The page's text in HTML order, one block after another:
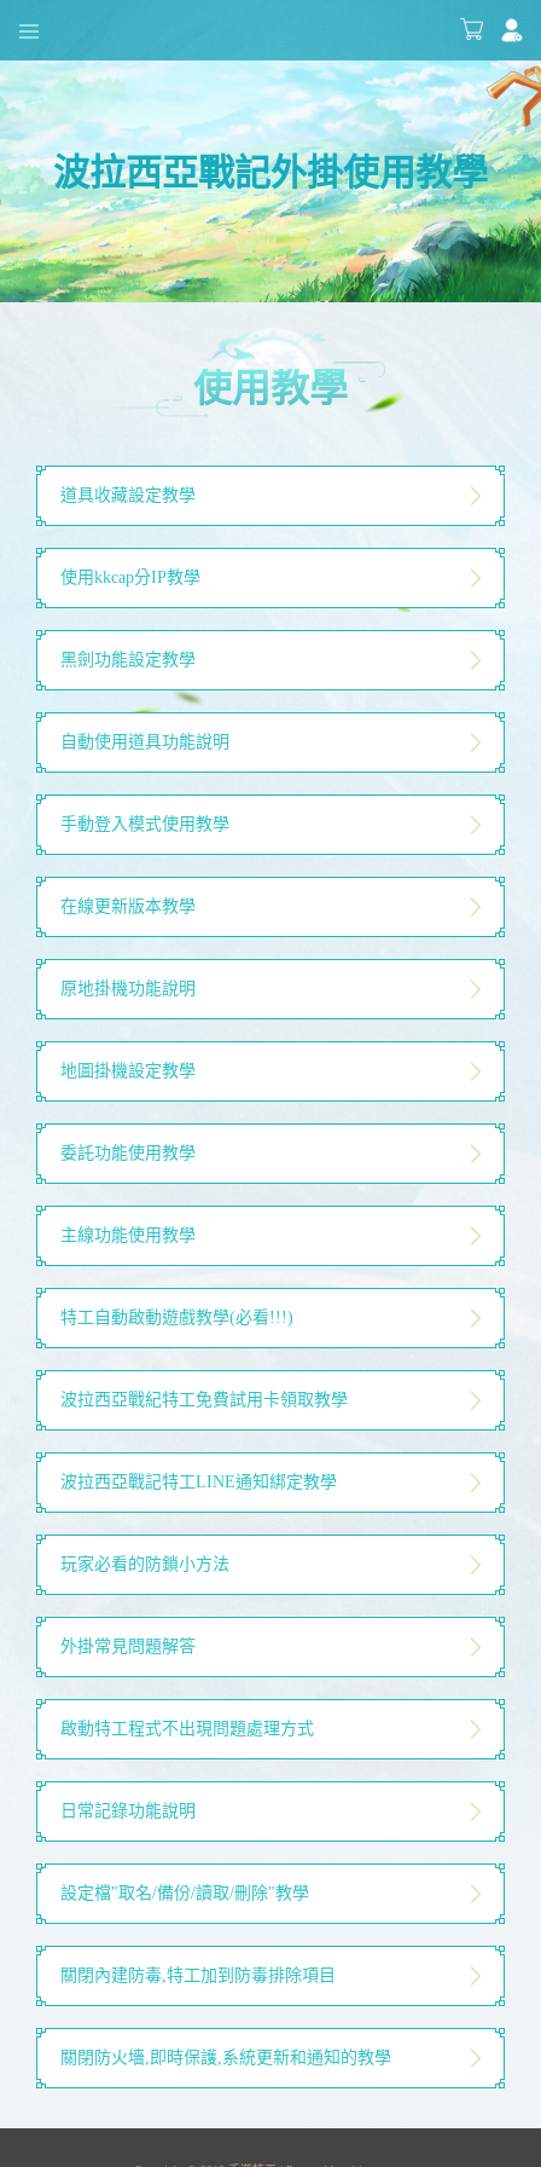
波拉西亞戰記外掛使用教學
使用教學
道具收藏設定教學
使用kkcap分IP教學
黑劍功能設定教學
自動使用道具功能說明
手動登入模式使用教學
在線更新版本教學
原地掛機功能說明
地圖掛機設定教學
委託功能使用教學
主線功能使用教學
特工自動啟動遊戲教學(必看!!!)
波拉西亞戰紀特工免費試用卡領取教學
波拉西亞戰記特工LINE通知綁定教學
玩家必看的防鎖小方法
外掛常見問題解答
啟動特工程式不出現問題處理方式
日常記錄功能說明
設定檔"取名/備份/讀取/刪除"教學
關閉內建防毒,特工加到防毒排除項目
關閉防火墻,即時保護,系統更新和通知的教學